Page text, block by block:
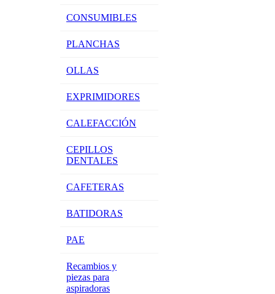
CONSUMIBLES
PLANCHAS
OLLAS
EXPRIMIDORES
CALEFACCIÓN
CEPILLOS
DENTALES
CAFETERAS
BATIDORAS
PAE
Recambios y
piezas para
aspiradoras